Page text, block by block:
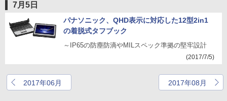
7月5日
パナソニック、QHD表示に対応した12型2in1
の着脱式タフブック
～IP65の防塵防滴やMILスペック準拠の堅牢設計
(2017/7/5)
2017年06月 2017年08月